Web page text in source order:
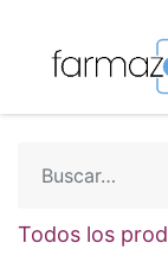
Todos los